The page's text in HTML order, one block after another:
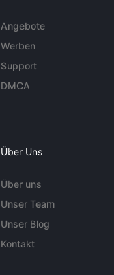
Angebote
Werben
Support
DMCA
Über Uns
Über uns
Unser Team
Unser Blog
Kontakt